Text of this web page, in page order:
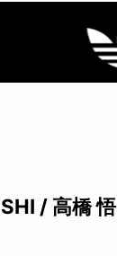
/ 高橋 悟